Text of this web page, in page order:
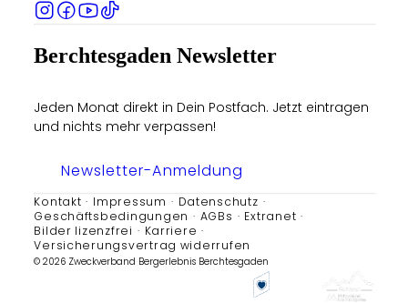
Berchtesgaden Newsletter
Jeden Monat direkt in Dein Postfach. Jetzt eintragen
und nichts mehr verpassen!
Newsletter-Anmeldung
Kontakt Impressum
Datenschutz
Geschäftsbedingungen
AGBs
Extranet
Bilder lizenzfrei
Karriere
Versicherungsvertrag widerrufen
© 2026 Zweckverband Bergerlebnis Berchtesgaden